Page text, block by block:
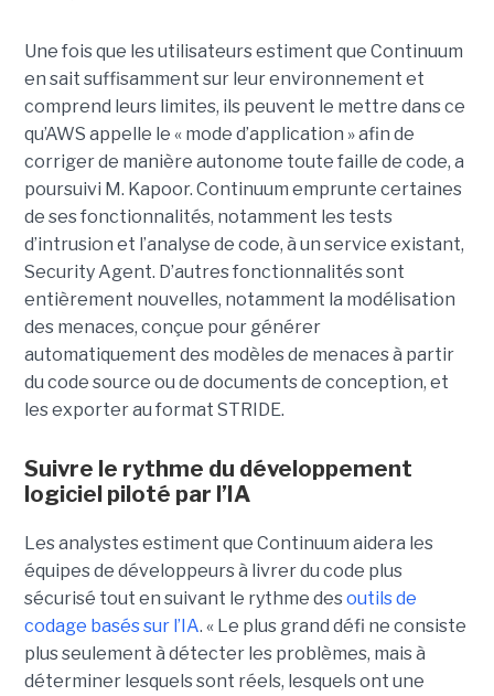
Une fois que les utilisateurs estiment que Continuum
en sait suffisamment sur leur environnement et
comprend leurs limites, ils peuvent le mettre dans ce
qu’AWS appelle le « mode d’application » afin de
corriger de manière autonome toute faille de code, a
poursuivi M. Kapoor. Continuum emprunte certaines
de ses fonctionnalités, notamment les tests
d’intrusion et l’analyse de code, à un service existant,
Security Agent. D’autres fonctionnalités sont
entièrement nouvelles, notamment la modélisation
des menaces, conçue pour générer
automatiquement des modèles de menaces à partir
du code source ou de documents de conception, et
les exporter au format STRIDE.
Suivre le rythme du développement
logiciel piloté par l’IA
Les analystes estiment que Continuum aidera les
équipes de développeurs à livrer du code plus
sécurisé tout en suivant le rythme desoutils de
codage basés sur l’IA. « Le plus grand défi ne consiste
plus seulement à détecter les problèmes, mais à
déterminer lesquels sont réels, lesquels ont une